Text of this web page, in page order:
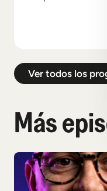
Ver todos los
Más